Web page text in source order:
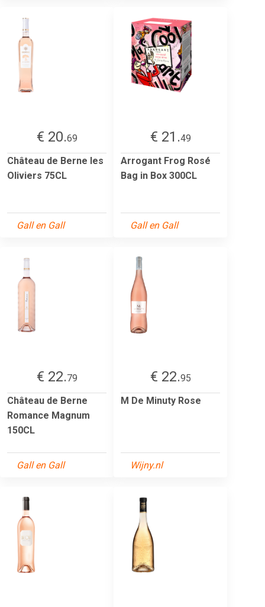
€ 20.69
Château de Berne les
Oliviers 75CL
Gall en Gall
€ 21.49
Arrogant Frog Rosé
Bag in Box 300CL
Gall en Gall
€ 22.79
Château de Berne
Romance Magnum
150CL
Gall en Gall
€ 22.95
M De Minuty Rose
Wijny.nl